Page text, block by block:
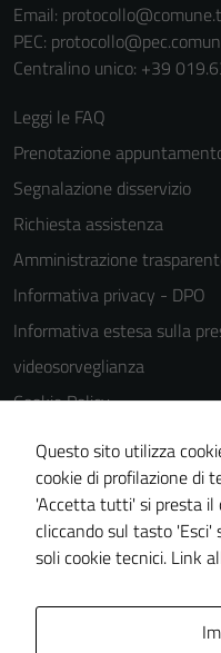
Email:
PEC:
Centralino unico: +39
Leggi le FAQ
Prenotazione
Segnalazione disservizio
Richiesta assistenza
Amministrazione
Informativa privacy - DPO
Informativa estesa sulla
videosorveglianza
Cookie Policy
Note legali
Dichiarazione di accessibilità
Piano di miglioramento del
Statistiche sito web
Questo sito utilizza
cookie di profilazione di
'Accetta tutti' si presta il
cliccando sul tasto
soli cookie tecnici. Link